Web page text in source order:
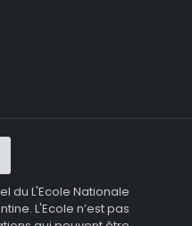
du L'Ecole Nationale
L'Ecole n’est pas